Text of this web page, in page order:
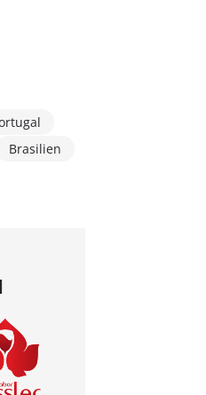
Brasilien